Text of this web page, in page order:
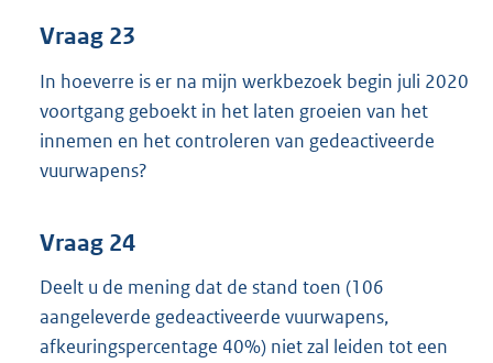
Vraag 23
In hoeverre is er na mijn werkbezoek begin juli 2020
voortgang geboekt in het laten groeien van het
innemen en het controleren van gedeactiveerde
vuurwapens?
Vraag 24
Deelt u de mening dat de stand toen (106
aangeleverde gedeactiveerde vuurwapens,
afkeuringspercentage 40%) niet zal leiden tot een